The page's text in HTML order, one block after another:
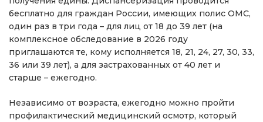
бесплатно для граждан России, имеющих полис ОМС,
один раз в три года – для лиц от 18 до 39 лет (на
комплексное обследование в 2026 году
приглашаются те, кому исполняется 18, 21, 24, 27, 30, 33,
36 или 39 лет), а для застрахованных от 40 лет и
старше – ежегодно.
Независимо от возраста, ежегодно можно пройти
профилактический медицинский осмотр, который